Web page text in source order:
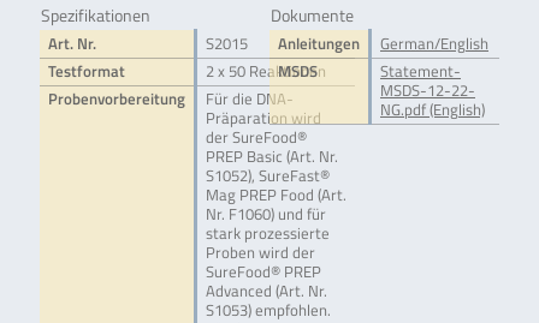
Spezifikationen
Art. Nr.
S2015
Testformat
2 x 50 Reaktionen
Probenvorbereitung
Für die DNA-
Präparation wird
der SureFood®
PREP Basic (Art. Nr.
S1052), SureFast®
Mag PREP Food (Art.
Nr. F1060) und für
stark prozessierte
Proben wird der
SureFood® PREP
Advanced (Art. Nr.
S1053) empfohlen.
Dokumente
Anleitungen
German/English
MSDS
Statement-
MSDS-12-22-
NG.pdf (English)